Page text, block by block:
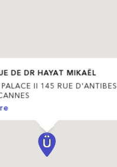
DE DR HAYAT MIKAËL
PALACE II 145 RUE D'ANTIBES